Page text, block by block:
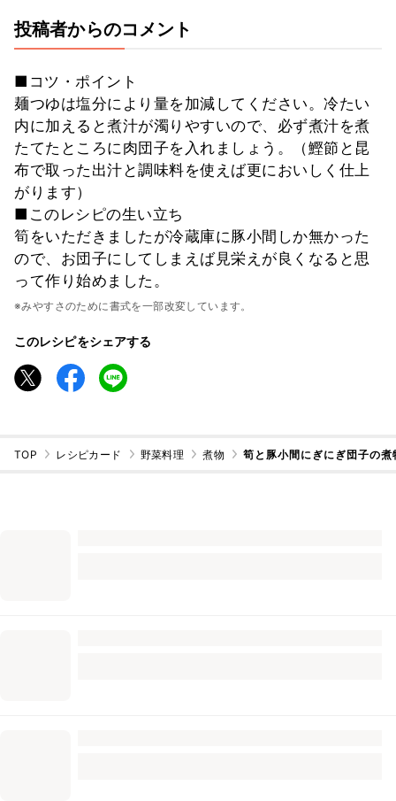
投稿者からのコメント
■コツ・ポイント
麺つゆは塩分により量を加減してください。冷たい
内に加えると煮汁が濁りやすいので、必ず煮汁を煮
たてたところに肉団子を入れましょう。（鰹節と昆
布で取った出汁と調味料を使えば更においしく仕上
がります）
■このレシピの生い立ち
筍をいただきましたが冷蔵庫に豚小間しか無かった
ので、お団子にしてしまえば見栄えが良くなると思
って作り始めました。
※みやすさのために書式を一部改変しています。
このレシピをシェアする
TOP レシピカード 野菜料理 煮物 筍と豚小間にぎにぎ団子の煮